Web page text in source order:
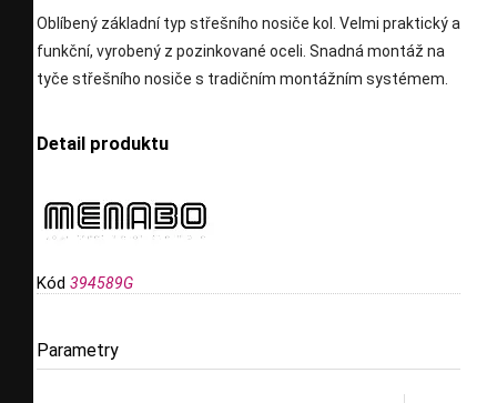
Oblíbený základní typ střešního nosiče kol. Velmi praktický a
funkční, vyrobený z pozinkované oceli. Snadná montáž na
tyče střešního nosiče s tradičním montážním systémem.
Detail produktu
Kód 394589G
Parametry